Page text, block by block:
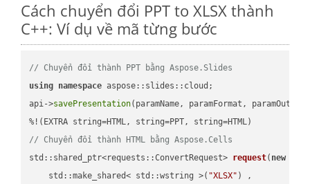
Cách chuyển đổi PPT to XLSX thành
C++: Ví dụ về mã từng bước
// Chuyển đổi thành PPT bằng Aspose.Slides
using namespace aspose::slides::cloud;
api->savePresentation(paramName, paramFormat,
// Chuyển đổi thành HTML bằng Aspose.Cells
std::shared_ptr<requests::ConvertRequest> request( new
    std::make_shared< std::wstring >(
"XLSX" ) ,